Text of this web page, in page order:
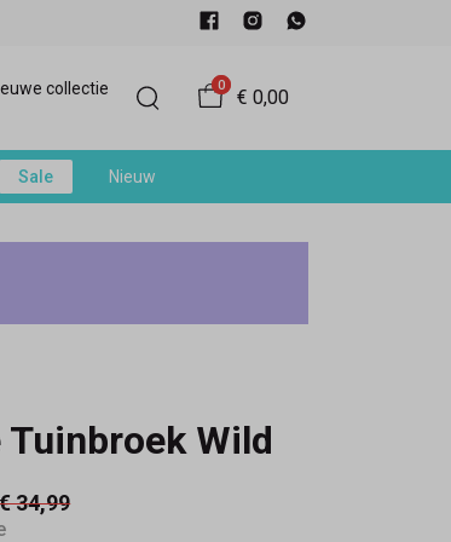
collectie
0
€ 0,00
Sale Nieuw
Tuinbroek Wild
€ 34,99